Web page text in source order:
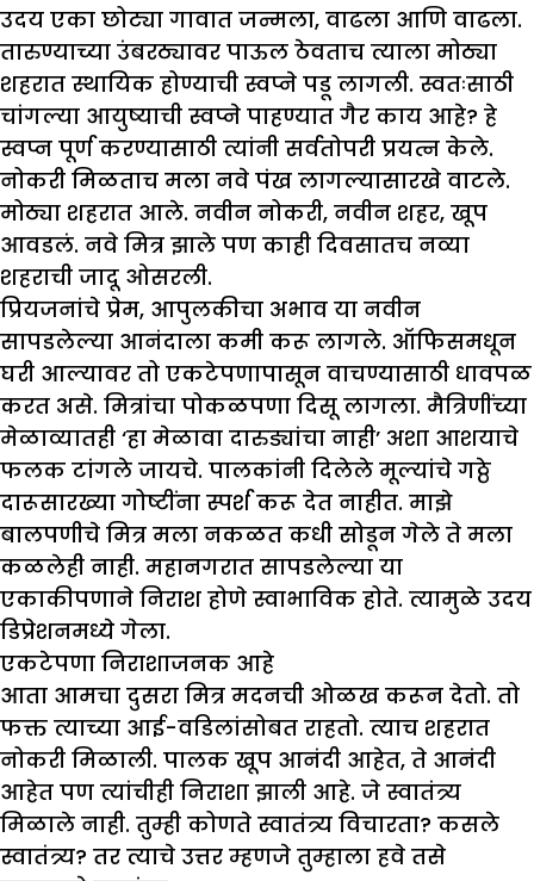
उदय एका छोट्या गावात जन्मला, वाढला आणि वाढला.
तारुण्याच्या उंबरठ्यावर पाऊल ठेवताच त्याला मोठ्या
शहरात स्थायिक होण्याची स्वप्ने पडू लागली. स्वतःसाठी
चांगल्या आयुष्याची स्वप्ने पाहण्यात गैर काय आहे? हे
स्वप्न पूर्ण करण्यासाठी त्यांनी सर्वतोपरी प्रयत्न केले.
नोकरी मिळताच मला नवे पंख लागल्यासारखे वाटले.
मोठ्या शहरात आले. नवीन नोकरी, नवीन शहर, खूप
आवडलं. नवे मित्र झाले पण काही दिवसातच नव्या
शहराची जादू ओसरली.
प्रियजनांचे प्रेम, आपुलकीचा अभाव या नवीन
सापडलेल्या आनंदाला कमी करू लागले. ऑफिसमधून
घरी आल्यावर तो एकटेपणापासून वाचण्यासाठी धावपळ
करत असे. मित्रांचा पोकळपणा दिसू लागला. मैत्रिणींच्या
मेळाव्यातही ‘हा मेळावा दारुड्यांचा नाही’ अशा आशयाचे
फलक टांगले जायचे. पालकांनी दिलेले मूल्यांचे गठ्ठे
दारूसारख्या गोष्टींना स्पर्श करू देत नाहीत. माझे
बालपणीचे मित्र मला नकळत कधी सोडून गेले ते मला
कळलेही नाही. महानगरात सापडलेल्या या
एकाकीपणाने निराश होणे स्वाभाविक होते. त्यामुळे उदय
डिप्रेशनमध्ये गेला.
एकटेपणा निराशाजनक आहे
आता आमचा दुसरा मित्र मदनची ओळख करून देतो. तो
फक्त त्याच्या आई-वडिलांसोबत राहतो. त्याच शहरात
नोकरी मिळाली. पालक खूप आनंदी आहेत, ते आनंदी
आहेत पण त्यांचीही निराशा झाली आहे. जे स्वातंत्र्य
मिळाले नाही. तुम्ही कोणते स्वातंत्र्य विचारता? कसले
स्वातंत्र्य? तर त्याचे उत्तर म्हणजे तुम्हाला हवे तसे